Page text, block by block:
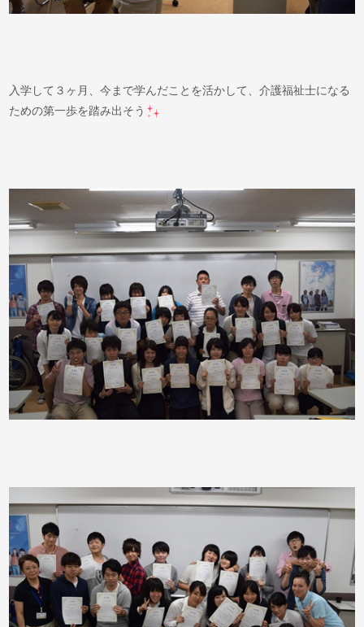
入学して３ヶ月、今まで学んだことを活かして、介護福祉士になる
ための第一歩を踏み出そう